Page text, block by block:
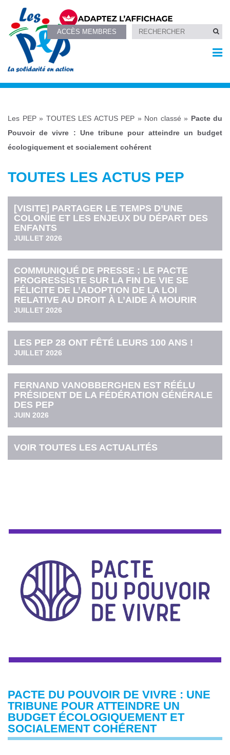
ACCÈS MEMBRES
Les PEP» TOUTES LES ACTUS PEP » Non classé » Pacte du
Pouvoir de vivre : Une tribune pour atteindre un budget
écologiquement et socialement cohérent
TOUTES LES ACTUS PEP
[VISITE] PARTAGER LE TEMPS D’UNE
COLONIE ET LES ENJEUX DU DÉPART DES
ENFANTS
JUILLET 2026
COMMUNIQUÉ DE PRESSE : LE PACTE
PROGRESSISTE SUR LA FIN DE VIE SE
FÉLICITE DE L’ADOPTION DE LA LOI
RELATIVE AU DROIT À L’AIDE À MOURIR
JUILLET 2026
LES PEP 28 ONT FÊTÉ LEURS 100 ANS !
JUILLET 2026
FERNAND VANOBBERGHEN EST RÉÉLU
PRÉSIDENT DE LA FÉDÉRATION GÉNÉRALE
DES PEP
JUIN 2026
VOIR TOUTES LES ACTUALITÉS
PACTE DU POUVOIR DE VIVRE : UNE
TRIBUNE POUR ATTEINDRE UN
BUDGET ÉCOLOGIQUEMENT ET
SOCIALEMENT COHÉRENT